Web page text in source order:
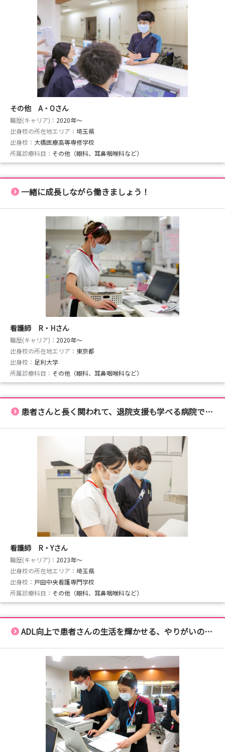
その他 A・Oさん
職歴(キャリア)： 2020年〜
出身校の所在地エリア： 埼玉県
出身校： 大橋医療高等専修学校
所属診療科目： その他（眼科、耳鼻咽喉科など）
一緒に成長しながら働きましょう！
看護師 R・Hさん
職歴(キャリア)： 2020年〜
出身校の所在地エリア： 東京都
出身校： 足利大学
所属診療科目： その他（眼科、耳鼻咽喉科など）
患者さんと長く関われて、退院支援も学べる病院です！
看護師 R・Yさん
職歴(キャリア)： 2023年〜
出身校の所在地エリア： 埼玉県
出身校： 戸田中央看護専門学校
所属診療科目： その他（眼科、耳鼻咽喉科など）
ADL向上で患者さんの生活を輝かせる、やりがいのある仕事です